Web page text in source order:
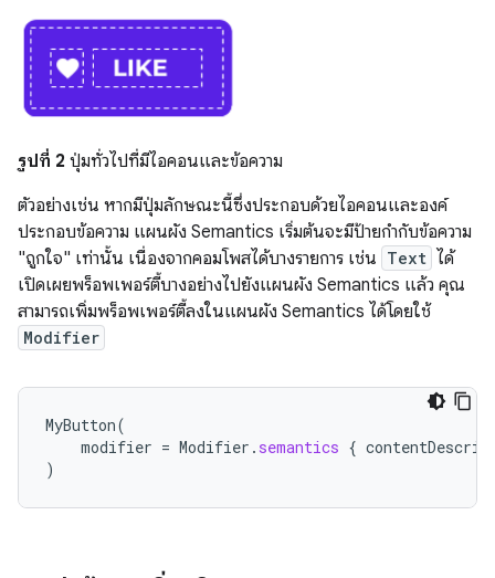
รูปที่ 2 ปุ่มทั่วไปที่มีไอคอนและข้อความ
ตัวอย่างเช่น หากมีปุ่มลักษณะนี้ซึ่งประกอบด้วยไอคอนและองค์
ประกอบข้อความ แผนผัง Semantics เริ่มต้นจะมีป้ายกำกับข้อความ
"ถูกใจ" เท่านั้น เนื่องจากคอมโพสได้บางรายการ เช่น Text ได้
เปิดเผยพร็อพเพอร์ตี้บางอย่างไปยังแผนผัง Semantics แล้ว คุณ
สามารถเพิ่มพร็อพเพอร์ตี้ลงในแผนผัง Semantics ได้โดยใช้
Modifier
MyButton(
modifier = Modifier . semantics {
)